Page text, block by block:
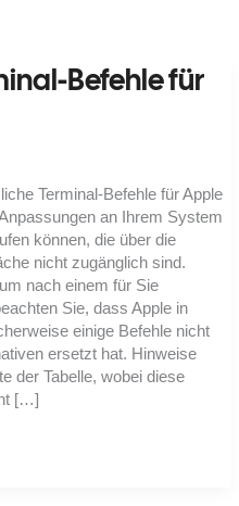
Befehle für
Terminal-Befehle für Apple
an Ihrem System
können, die über die
nicht zugänglich sind.
nach einem für Sie
Sie, dass Apple in
einige Befehle nicht
ersetzt hat. Hinweise
der Tabelle, wobei diese
[…]